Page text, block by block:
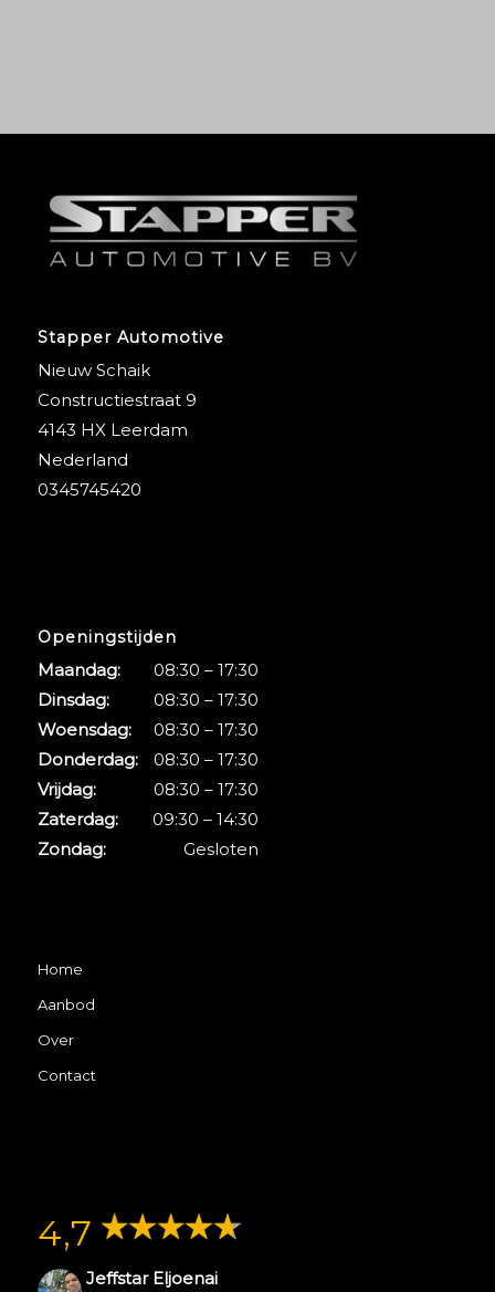
Stapper Automotive
Nieuw Schaik
Constructiestraat 9
4143 HX Leerdam
Nederland
0345745420
Openingstijden
Maandag:
08:30 – 17:30
Dinsdag:
08:30 – 17:30
Woensdag:
08:30 – 17:30
Donderdag:
08:30 – 17:30
Vrijdag:
08:30 – 17:30
Zaterdag:
09:30 – 14:30
Zondag:
Gesloten
Home
Aanbod
Over
Contact
4,7
Jeffstar Eljoenai